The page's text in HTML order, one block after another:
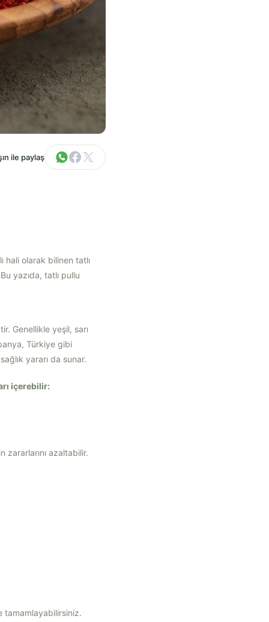
ile paylaş
hali olarak bilinen tatlı
yazıda, tatlı pullu
Genellikle yeşil, sarı
Türkiye gibi
yararı da sunar.
içerebilir:
azaltabilir.
tamamlayabilirsiniz.